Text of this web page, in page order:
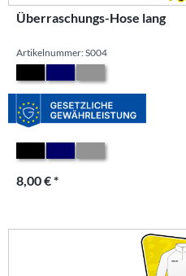
Überraschungs-Hose lang
Artikelnummer: S004
8,00 € *